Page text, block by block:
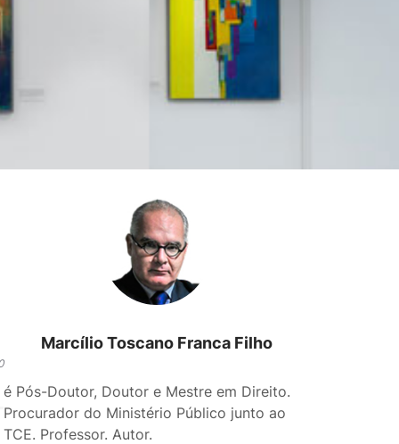
Marcílio Toscano Franca Filho
é Pós-Doutor, Doutor e Mestre em Direito.
Procurador do Ministério Público junto ao
TCE. Professor. Autor.